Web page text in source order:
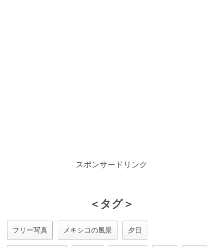
スポンサードリンク
＜タグ＞
フリー写真 メキシコの風景 夕日